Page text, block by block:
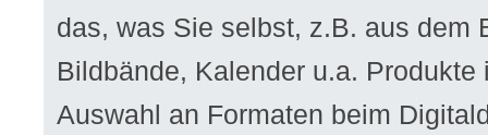
das, was Sie selbst, z.B. aus dem
Bildbände, Kalender u.a.
Auswahl an Formaten beim